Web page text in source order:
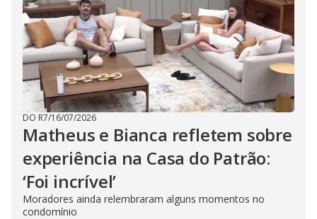
DO R7/16/07/2026
Matheus e Bianca refletem sobre
experiência na Casa do Patrão:
‘Foi incrível’
Moradores ainda relembraram alguns momentos no
condomínio